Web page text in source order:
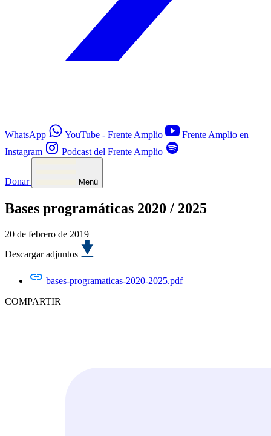
WhatsApp YouTube - Frente Amplio
Frente Amplio en
Instagram
Podcast del Frente Amplio
Donar Menú
Bases programáticas 2020 / 2025
20 de febrero de 2019
Descargar adjuntos
bases-programaticas-2020-2025.pdf
COMPARTIR